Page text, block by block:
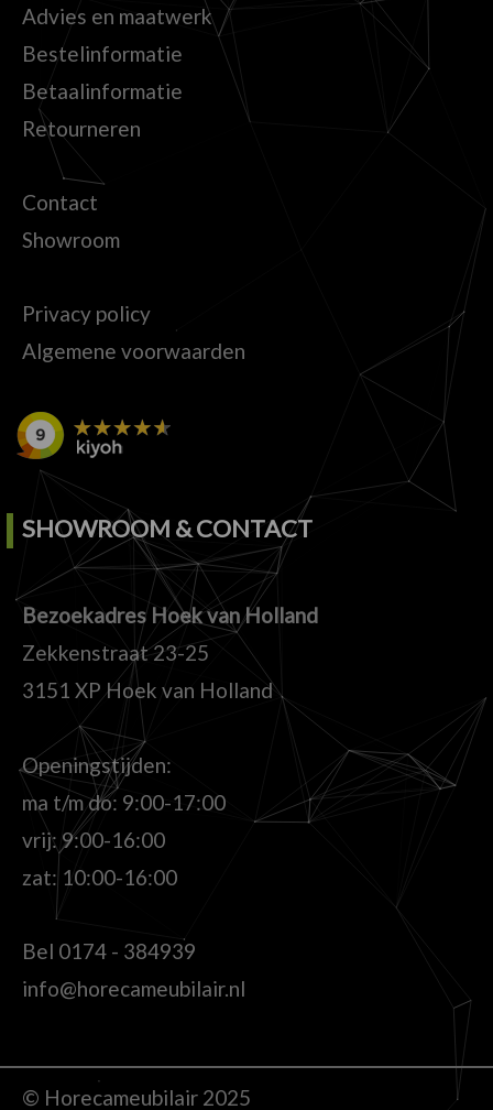
Advies en maatwerk
Bestelinformatie
Betaalinformatie
Retourneren
Contact
Showroom
Privacy policy
Algemene voorwaarden
SHOWROOM & CONTACT
Bezoekadres Hoek van Holland
Zekkenstraat 23-25
3151 XP Hoek van Holland
Openingstijden:
ma t/m do: 9:00-17:00
vrij: 9:00-16:00
zat: 10:00-16:00
Bel 0174 - 384939
info@horecameubilair.nl
© Horecameubilair 2025